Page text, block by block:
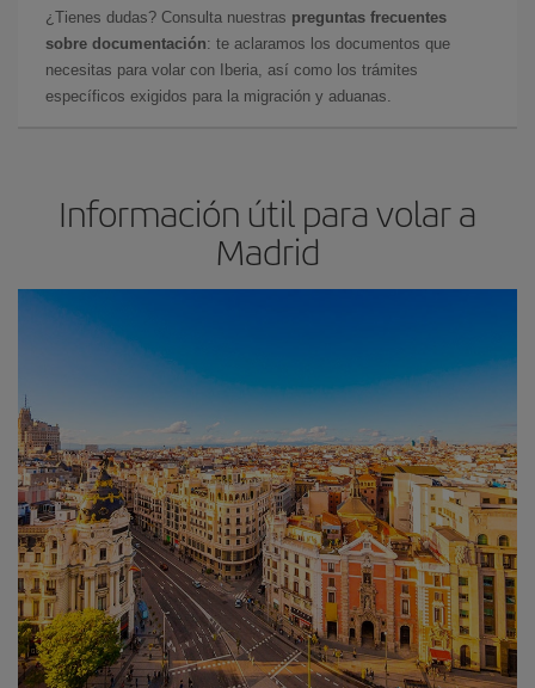
¿Tienes dudas? Consulta nuestras preguntas frecuentes
sobre documentación: te aclaramos los documentos que
necesitas para volar con Iberia, así como los trámites
específicos exigidos para la migración y aduanas.
Información útil para volar a
Madrid